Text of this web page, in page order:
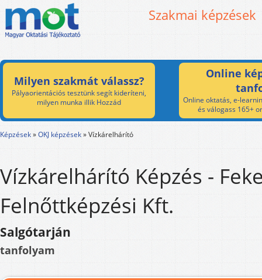
Szakmai képzések
Milyen szakmát válassz?
Pályaorientációs tesztünk segít kideríteni,
milyen munka illik Hozzád
Online
Online oktatás, e-
és válogass 165+
Képzések»OKJ képzések»Vízkárelhárító
Vízkárelhárító Képzés -
Felnőttképzési Kft.
Salgótarján
tanfolyam